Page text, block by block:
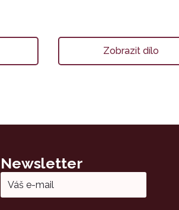
Zobrazit dílo
Newsletter
Email